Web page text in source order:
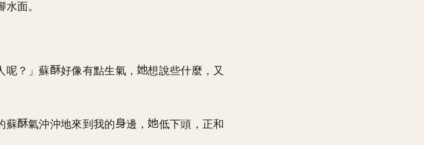
面。
呢？」蘇 好像有點生氣，
想說些什麼，又
蘇 氣沖沖地來到我的 邊，
低下頭，正和